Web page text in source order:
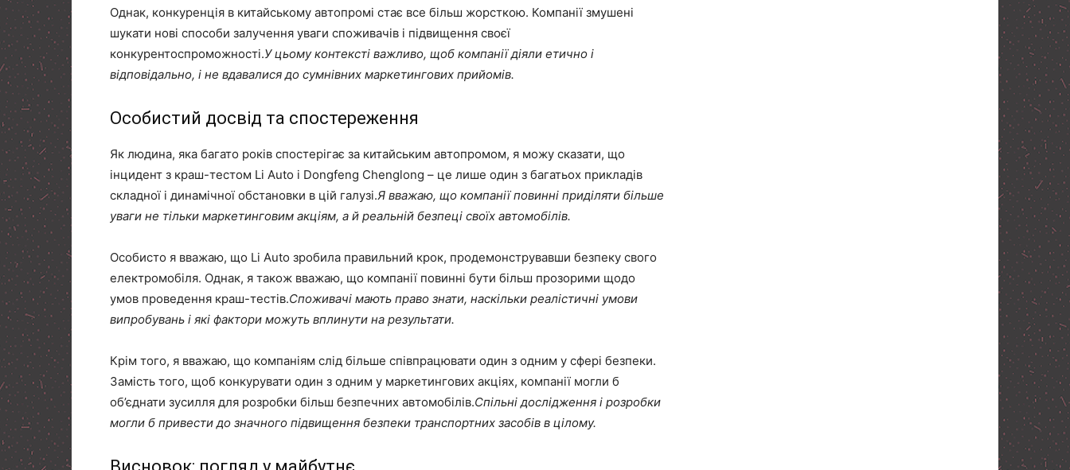
Однак, конкуренція в китайському автопромі стає все більш жорсткою. Компанії змушені
шукати нові способи залучення уваги споживачів і підвищення своєї
конкурентоспроможності.У цьому контексті важливо, щоб компанії діяли етично і
відповідально, і не вдавалися до сумнівних маркетингових прийомів.
Особистий досвід та спостереження
Як людина, яка багато років спостерігає за китайським автопромом, я можу сказати, що
інцидент з краш-тестом Li Auto і Dongfeng Chenglong – це лише один з багатьох прикладів
складної і динамічної обстановки в цій галузі.Я вважаю, що компанії повинні приділяти більше
уваги не тільки маркетинговим акціям, а й реальній безпеці своїх автомобілів.
Особисто я вважаю, що Li Auto зробила правильний крок, продемонструвавши безпеку свого
електромобіля. Однак, я також вважаю, що компанії повинні бути більш прозорими щодо
умов проведення краш-тестів.Споживачі мають право знати, наскільки реалістичні умови
випробувань і які фактори можуть вплинути на результати.
Крім того, я вважаю, що компаніям слід більше співпрацювати один з одним у сфері безпеки.
Замість того, щоб конкурувати один з одним у маркетингових акціях, компанії могли б
об’єднати зусилля для розробки більш безпечних автомобілів.Спільні дослідження і розробки
могли б привести до значного підвищення безпеки транспортних засобів в цілому.